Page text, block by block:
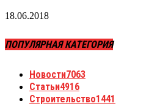
18.06.2018
ПОПУЛЯРНАЯ КАТЕГОРИЯ
Новости7063
Статьи4916
Строительство1441